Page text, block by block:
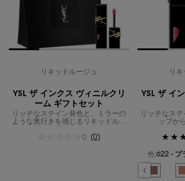
リキッドルージュ
YSL ザ インクス ヴィニルクリ
ーム ギフトセット
リッチなステイン発色と、ミラーの
ような奥行きを感じるリキッドルー
0
(0)
リ
YSL ザ イ
リッチなス
ップか
色:622 - プ
色を選択してください
ラー YSL ザ インクス ヴィニルクリーム、2/14
ン のカラー YSL ザ インクス ヴィニルクリーム、3/14
ネクション のカラー YSL ザ インクス ヴィニルクリー
ップ ザ ヌード のカラー YSL ザ インクス ヴィニルクリー
444 - ディジー ベリー のカラー YSL ザ インクス ヴィニ
445 - リングミー ピンク のカラー YSL ザ イ
446 - スパイスド シークレット のカ
610 - ヌード チャンピオン
選択済み
611 - モーヴ プロ